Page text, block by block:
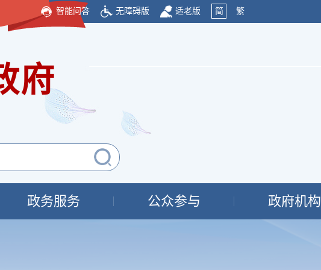
智能问答 无障碍版 适老版 简 繁
府
政务服务 公众参与 政府机构